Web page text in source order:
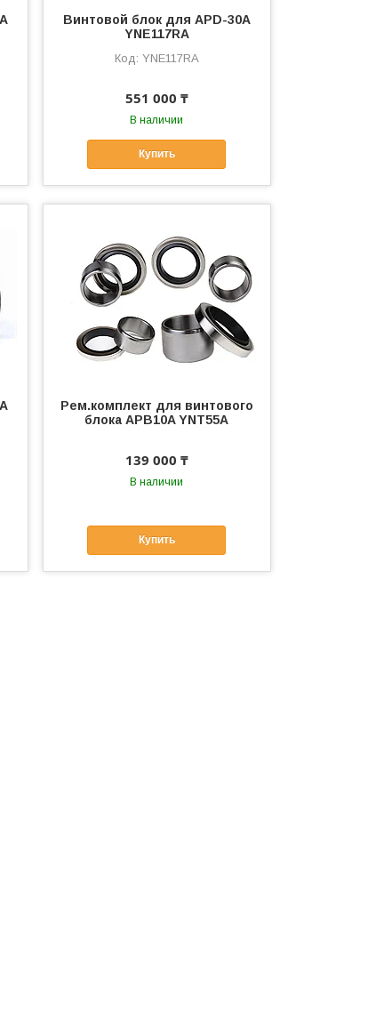
Винтовой блок для APD-30A
YNE117RA
YNE117RA
551 000 ₸
В наличии
Купить
Рем.комплект для винтового
блока APB10A YNT55A
139 000 ₸
В наличии
Купить